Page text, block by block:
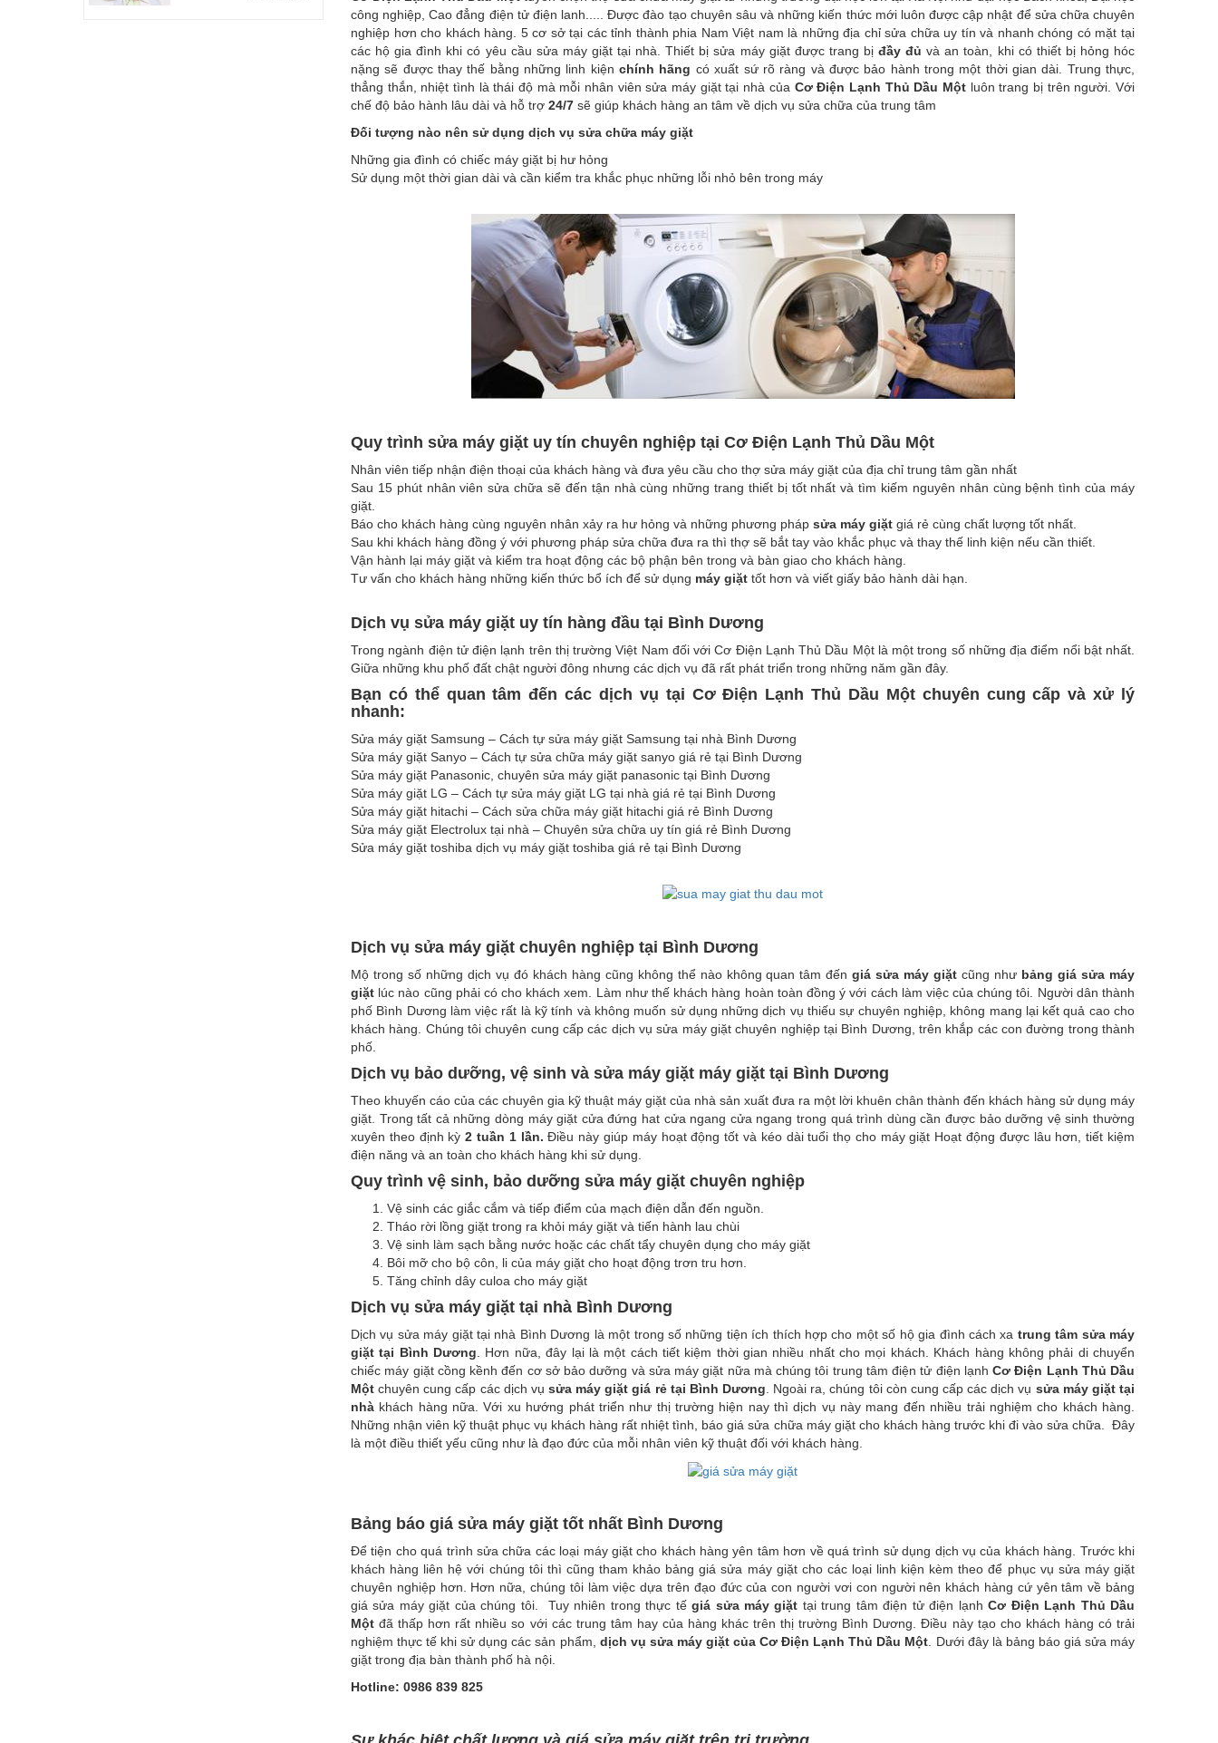
công nghiệp, Cao đẳng điện tử điện lanh..... Được đào tạo chuyên sâu và những kiến thức mới luôn được cập nhật để sửa chữa chuyên
nghiệp hơn cho khách hàng. 5 cơ sở tại các tỉnh thành phia Nam Việt nam là những địa chỉ sửa chữa uy tín và nhanh chóng có mặt tại
các hộ gia đình khi có yêu cầu sửa máy giặt tại nhà. Thiết bị sửa máy giặt được trang bịđầy đủ và an toàn, khi có thiết bị hỏng hóc
nặng sẽ được thay thế bằng những linh kiệnchính hãng có xuất sứ rõ ràng và được bảo hành trong một thời gian dài. Trung thực,
thẳng thắn, nhiệt tình là thái độ mà mỗi nhân viên sửa máy giặt tại nhà của Cơ Điện Lạnh Thủ Dầu Một luôn trang bị trên người. Với
chế độ bảo hành lâu dài và hỗ trợ 24/7 sẽ giúp khách hàng an tâm về dịch vụ sửa chữa của trung tâm
Đối tượng nào nên sử dụng dịch vụ sửa chữa máy giặt
Những gia đình có chiếc máy giặt bị hư hỏng
Sử dụng một thời gian dài và cần kiểm tra khắc phục những lỗi nhỏ bên trong máy
Quy trình sửa máy giặt uy tín chuyên nghiệp tại Cơ Điện Lạnh Thủ Dầu Một
Nhân viên tiếp nhận điện thoại của khách hàng và đưa yêu cầu cho thợ sửa máy giặt của địa chỉ trung tâm gần nhất
Sau 15 phút nhân viên sửa chữa sẽ đến tận nhà cùng những trang thiết bị tốt nhất và tìm kiếm nguyên nhân cùng bệnh tình của máy
giặt.
Báo cho khách hàng cùng nguyên nhân xảy ra hư hỏng và những phương pháp sửa máy giặt giá rẻ cùng chất lượng tốt nhất.
Sau khi khách hàng đồng ý với phương pháp sửa chữa đưa ra thì thợ sẽ bắt tay vào khắc phục và thay thế linh kiện nếu cần thiết.
Vận hành lại máy giặt và kiểm tra hoạt động các bộ phận bên trong và bàn giao cho khách hàng.
Tư vấn cho khách hàng những kiến thức bổ ích để sử dụng máy giặt tốt hơn và viết giấy bảo hành dài hạn.
Dịch vụ sửa máy giặt uy tín hàng đầu tại Bình Dương
Trong ngành điện tử điện lạnh trên thị trường Việt Nam đối với Cơ Điện Lạnh Thủ Dầu Một là một trong số những địa điểm nổi bật nhất.
Giữa những khu phố đất chật người đông nhưng các dịch vụ đã rất phát triển trong những năm gần đây.
Bạn có thể quan tâm đến các dịch vụ tại Cơ Điện Lạnh Thủ Dầu Một chuyên cung cấp và xử lý
nhanh:
Sửa máy giặt Samsung – Cách tự sửa máy giặt Samsung tại nhà Bình Dương
Sửa máy giặt Sanyo – Cách tự sửa chữa máy giặt sanyo giá rẻ tại Bình Dương
Sửa máy giặt Panasonic, chuyên sửa máy giặt panasonic tại Bình Dương
Sửa máy giặt LG – Cách tự sửa máy giặt LG tại nhà giá rẻ tại Bình Dương
Sửa máy giặt hitachi – Cách sửa chữa máy giặt hitachi giá rẻ Bình Dương
Sửa máy giặt Electrolux tại nhà – Chuyên sửa chữa uy tín giá rẻ Bình Dương
Sửa máy giặt toshiba dịch vụ máy giặt toshiba giá rẻ tại Bình Dương
Dịch vụ sửa máy giặt chuyên nghiệp tại Bình Dương
Mộ trong số những dịch vụ đó khách hàng cũng không thể nào không quan tâm đếngiá sửa máy giặt cũng như bảng giá sửa máy
giặt lúc nào cũng phải có cho khách xem. Làm như thế khách hàng hoàn toàn đồng ý với cách làm việc của chúng tôi. Người dân thành
phố Bình Dương làm việc rất là kỹ tính và không muốn sử dụng những dịch vụ thiếu sự chuyên nghiệp, không mang lại kết quả cao cho
khách hàng. Chúng tôi chuyên cung cấp các dịch vụ sửa máy giặt chuyên nghiệp tại Bình Dương, trên khắp các con đường trong thành
phố.
Dịch vụ bảo dưỡng, vệ sinh và sửa máy giặt máy giặt tại Bình Dương
Theo khuyến cáo của các chuyên gia kỹ thuật máy giặt của nhà sản xuất đưa ra một lời khuên chân thành đến khách hàng sử dụng máy
giặt. Trong tất cả những dòng máy giặt cửa đứng hat cửa ngang cửa ngang trong quá trình dùng cần được bảo dưỡng vệ sinh thường
xuyên theo định kỳ2 tuần 1 lần.Điều này giúp máy hoạt động tốt và kéo dài tuổi thọ cho máy giặt Hoạt động được lâu hơn, tiết kiệm
điện năng và an toàn cho khách hàng khi sử dụng.
Quy trình vệ sinh, bảo dưỡng sửa máy giặt chuyên nghiệp
Vệ sinh các giắc cắm và tiếp điểm của mạch điện dẫn đến nguồn.
Tháo rời lồng giặt trong ra khỏi máy giặt và tiến hành lau chùi
Vệ sinh làm sạch bằng nước hoặc các chất tẩy chuyên dụng cho máy giặt
Bôi mỡ cho bộ côn, li của máy giặt cho hoạt động trơn tru hơn.
Tăng chỉnh dây culoa cho máy giặt
Dịch vụ sửa máy giặt tại nhà Bình Dương
Dịch vụ sửa máy giặt tại nhà Bình Dương là một trong số những tiện ích thích hợp cho một số hộ gia đình cách xa trung tâm sửa máy
giặt tại Bình Dương . Hơn nữa, đây lại là một cách tiết kiệm thời gian nhiều nhất cho mọi khách. Khách hàng không phải di chuyển
chiếc máy giặt cồng kềnh đến cơ sở bảo dưỡng và sửa máy giặt nữa mà chúng tôi trung tâm điện tử điện lạnh Cơ Điện Lạnh Thủ Dầu
Mộtchuyên cung cấp các dịch vụsửa máy giặt giá rẻ tại Bình Dương . Ngoài ra, chúng tôi còn cung cấp các dịch vụ sửa máy giặt tại
nhà khách hàng nữa. Với xu hướng phát triển như thị trường hiện nay thì dịch vụ này mang đến nhiều trải nghiệm cho khách hàng.
Những nhận viên kỹ thuật phục vụ khách hàng rất nhiệt tình, báo giá sửa chữa máy giặt cho khách hàng trước khi đi vào sửa chữa. Đây
là một điều thiết yếu cũng như là đạo đức của mỗi nhân viên kỹ thuật đối với khách hàng.
Bảng báo giá sửa máy giặt tốt nhất Bình Dương
Để tiện cho quá trình sửa chữa các loại máy giặt cho khách hàng yên tâm hơn về quá trình sử dụng dịch vụ của khách hàng. Trước khi
khách hàng liên hệ với chúng tôi thì cũng tham khảo bảng giá sửa máy giặt cho các loại linh kiện kèm theo để phục vụ sửa máy giặt
chuyên nghiệp hơn. Hơn nữa, chúng tôi làm việc dựa trên đạo đức của con người vơi con người nên khách hàng cứ yên tâm về bảng
giá sửa máy giặt của chúng tôi. Tuy nhiên trong thực tếgiá sửa máy giặt tại trung tâm điện tử điện lạnhCơ Điện Lạnh Thủ Dầu
Mộtđã thấp hơn rất nhiều so với các trung tâm hay của hàng khác trên thị trường Bình Dương. Điều này tạo cho khách hàng có trải
nghiệm thực tế khi sử dụng các sản phẩm, dịch vụ sửa máy giặt của Cơ Điện Lạnh Thủ Dầu Một . Dưới đây là bảng báo giá sửa máy
giặt trong địa bàn thành phố hà nội.
Hotline: 0986 839 825